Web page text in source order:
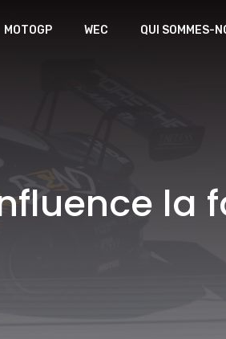
MOTOGP WEC QUI SOMMES-
la